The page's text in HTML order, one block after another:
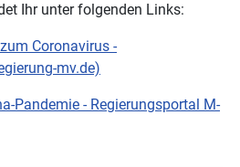
Ihr unter folgenden Links:
Coronavirus -
mv.de)
Pandemie - Regierungsportal M-